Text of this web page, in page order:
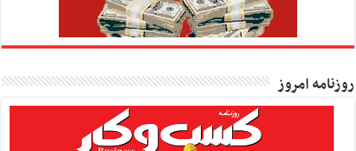
روزنامه امروز